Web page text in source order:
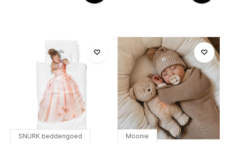
SNURK beddengoed Moonie